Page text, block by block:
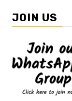
JOIN US